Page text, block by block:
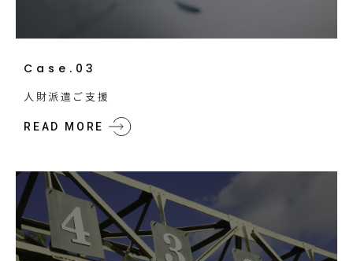
Case.03
人財派遣ご支援
READ MORE